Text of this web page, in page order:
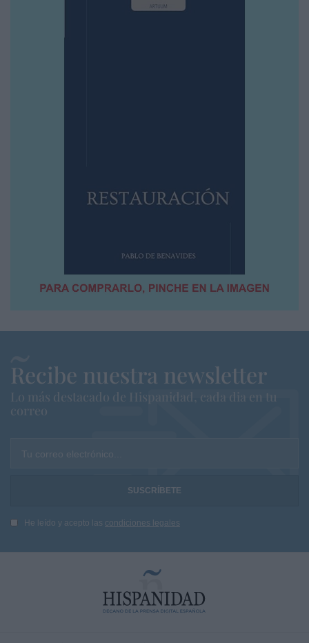
Recibe nuestra newsletter
Lo más destacado de Hispanidad, cada dia en tu
correo
Tu correo electrónico...
He leído y acepto las condiciones legales